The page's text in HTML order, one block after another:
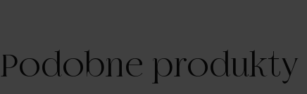
Podobne produkty